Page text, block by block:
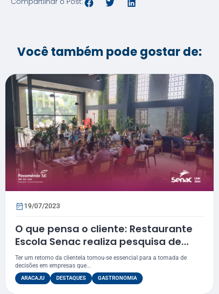
Você também pode gostar de:
19/07/2023
O que pensa o cliente: Restaurante
Escola Senac realiza pesquisa de
satisfação
Ter um retorno da clientela tornou-se essencial para a tomada de
decisões em empresas que...
ARACAJU DESTAQUES GASTRONOMIA